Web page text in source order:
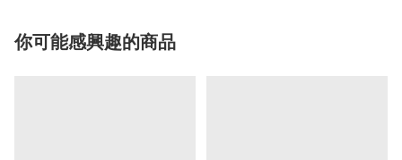
你可能感興趣的商品